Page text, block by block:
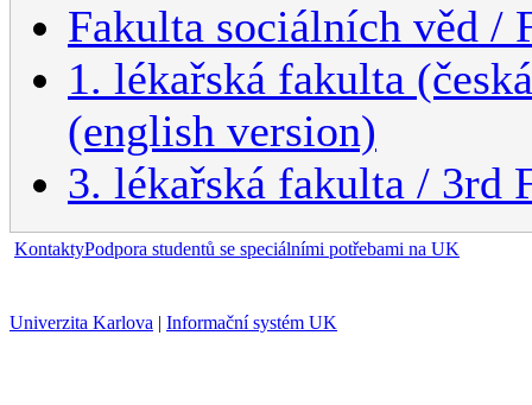
Fakulta sociálních věd /
1. lékařská fakulta
(english version)
3. lékařská fakulta / 3rd
KontaktyPodpora studentů se speciálními potřebami na UK
Univerzita Karlova | Informační systém UK